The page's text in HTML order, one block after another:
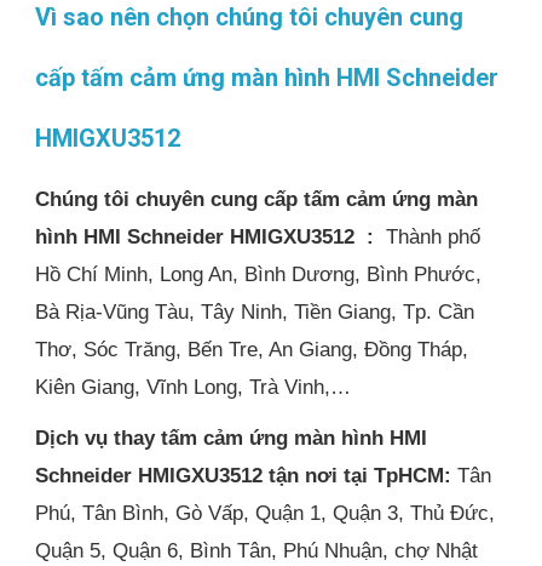
Vì sao nên chọn chúng tôi chuyên cung
cấp tấm cảm ứng màn hình HMI Schneider
HMIGXU3512
Chúng tôi chuyên cung cấp tấm cảm ứng màn
hình HMI Schneider HMIGXU3512 : Thành phố
Hồ Chí Minh, Long An, Bình Dương, Bình Phước,
Bà Rịa-Vũng Tàu, Tây Ninh, Tiền Giang, Tp. Cần
Thơ, Sóc Trăng, Bến Tre, An Giang, Đồng Tháp,
Kiên Giang, Vĩnh Long, Trà Vinh,…
Dịch vụ thay tấm cảm ứng màn hình HMI
Schneider HMIGXU3512 tận nơi tại TpHCM:Tân
Phú, Tân Bình, Gò Vấp, Quận 1, Quận 3, Thủ Đức,
Quận 5, Quận 6, Bình Tân, Phú Nhuận, chợ Nhật